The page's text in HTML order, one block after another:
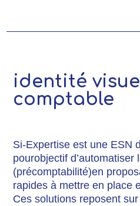
identité
comptable
Si-Expertise est une ESN
pourobjectif d’automatiser
(précomptabilité)en
rapides à mettre en place
Ces solutions reposent